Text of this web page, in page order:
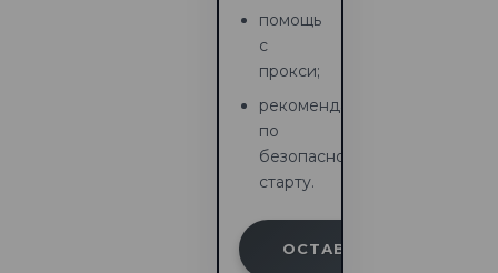
помощь
с
прокси;
рекомендации
по
безопасному
старту.
ОСТАВИТЬ ЗАЯВКУ